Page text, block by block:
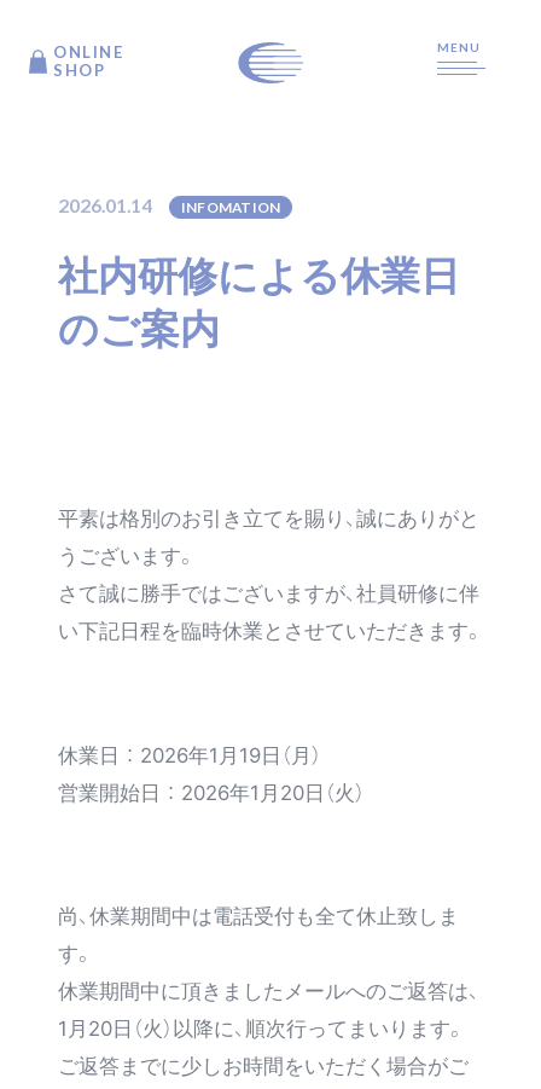
ONLINE
SHOP
MENU
2026.01.14 INFOMATION
社内研修による休業日
のご案内
平素は格別のお引き立てを賜り、誠にありがと
うございます。
さて誠に勝手ではございますが、社員研修に伴
い下記日程を臨時休業とさせていただきます。
休業日 ： 2026年1月19日（月）
営業開始日 ： 2026年1月20日（火）
尚、休業期間中は電話受付も全て休止致しま
す。
休業期間中に頂きましたメールへのご返答は、
1月20日（火）以降に、順次行ってまいります。
ご返答までに少しお時間をいただく場合がご
ONLINE
SHOP
TOP
ARTICLE
SUPPORT